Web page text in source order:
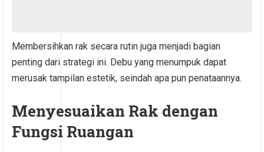
Membersihkan rak secara rutin juga menjadi bagian
penting dari strategi ini. Debu yang menumpuk dapat
merusak tampilan estetik, seindah apa pun penataannya.
Menyesuaikan Rak dengan
Fungsi Ruangan